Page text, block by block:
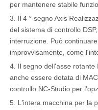
per mantenere stabile
3. Il 4 ° segno Axis
del sistema di controllo
interruzione. Può
improvvisamente, come
4. Il segno dell'asse rotante
anche essere dotata di
controllo NC-Studio per
5. L'intera macchina per la